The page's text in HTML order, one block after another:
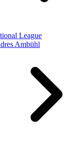
League
Ambühl